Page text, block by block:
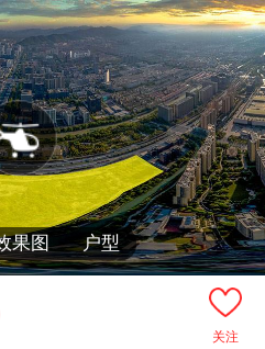
果图 户型
关注